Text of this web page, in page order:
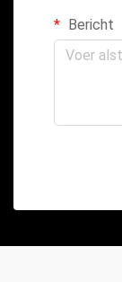
Bericht